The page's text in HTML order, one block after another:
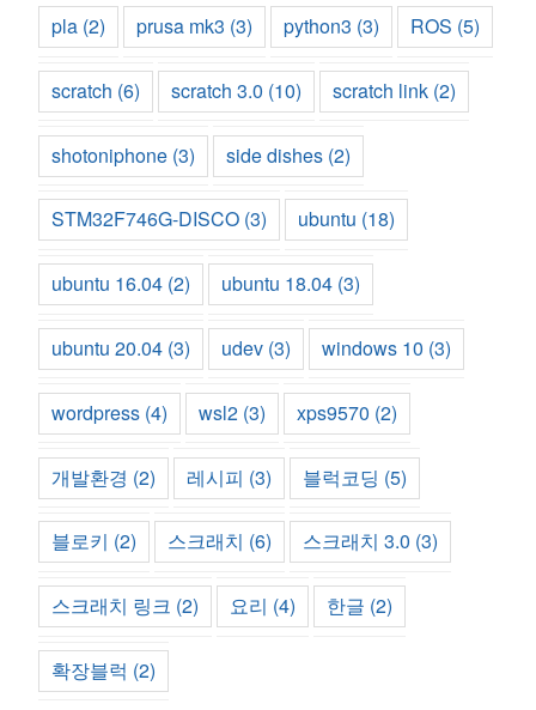
pla (2) prusa mk3 (3) python3 (3) ROS (5)
scratch (6) scratch 3.0 (10) scratch link (2)
shotoniphone (3) side dishes (2)
STM32F746G-DISCO (3) ubuntu (18)
ubuntu 16.04 (2) ubuntu 18.04 (3)
ubuntu 20.04 (3) udev (3) windows 10 (3)
wordpress (4) wsl2 (3) xps9570 (2)
개발환경 (2) 레시피 (3) 블럭코딩 (5)
블로키 (2) 스크래치 (6) 스크래치 3.0 (3)
스크래치 링크 (2) 요리 (4) 한글 (2)
확장블럭 (2)